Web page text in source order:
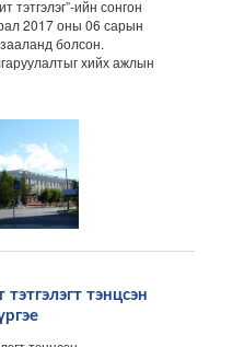
тэтгэлэг”-ийн сонгон
2017 оны 06 сарын
болсон.
хийх ажлын
тэнцсэн